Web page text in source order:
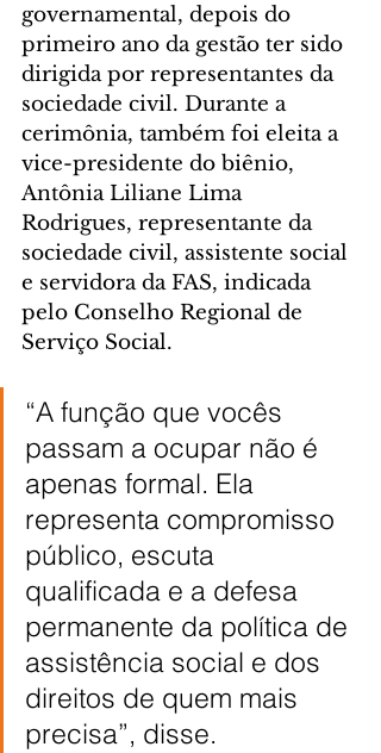
governamental, depois do
primeiro ano da gestão ter sido
dirigida por representantes da
sociedade civil. Durante a
cerimônia, também foi eleita a
vice-presidente do biênio,
Antônia Liliane Lima
Rodrigues, representante da
sociedade civil, assistente social
e servidora da FAS, indicada
pelo Conselho Regional de
Serviço Social.
“A função que vocês
passam a ocupar não é
apenas formal. Ela
representa compromisso
público, escuta
qualificada e a defesa
permanente da política de
assistência social e dos
direitos de quem mais
precisa”, disse.